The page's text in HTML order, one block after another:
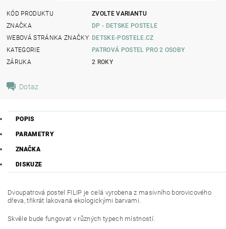
KÓD PRODUKTU
ZVOLTE VARIANTU
ZNAČKA
DP - DETSKE POSTELE
WEBOVÁ STRÁNKA ZNAČKY DETSKE-POSTELE.CZ
KATEGORIE
PATROVÁ POSTEL PRO 2 OSOBY
ZÁRUKA
2 ROKY
Dotaz
POPIS
PARAMETRY
ZNAČKA
DISKUZE
Dvoupatrová postel FILIP je celá vyrobena z masivního borovicového
dřeva, třikrát lakovaná ekologickými barvami.
Skvěle bude fungovat v různých typech místností.